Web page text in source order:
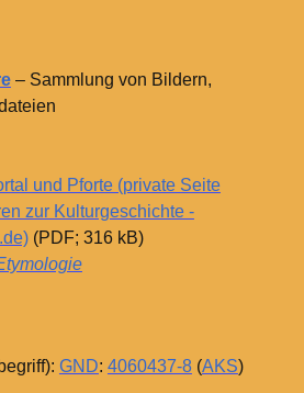
– Sammlung von Bildern,
und Pforte (private Seite
zur Kulturgeschichte -
(PDF; 316 kB)
GND: 4060437-8 (AKS)